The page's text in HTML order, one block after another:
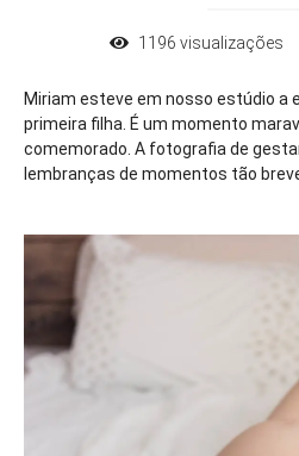
1196 visualizações
Miriam esteve em nosso estúdio a
primeira filha. É um momento
comemorado. A fotografia de
lembranças de momentos tão